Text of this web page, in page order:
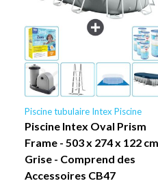
Piscine tubulaire Intex Piscine
Piscine Intex Oval Prism
Frame - 503 x 274 x 122
Grise - Comprend des
Accessoires CB47